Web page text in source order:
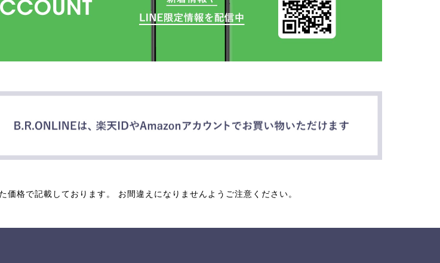
格で記載しております。 お間違えになりませんようご注意ください。